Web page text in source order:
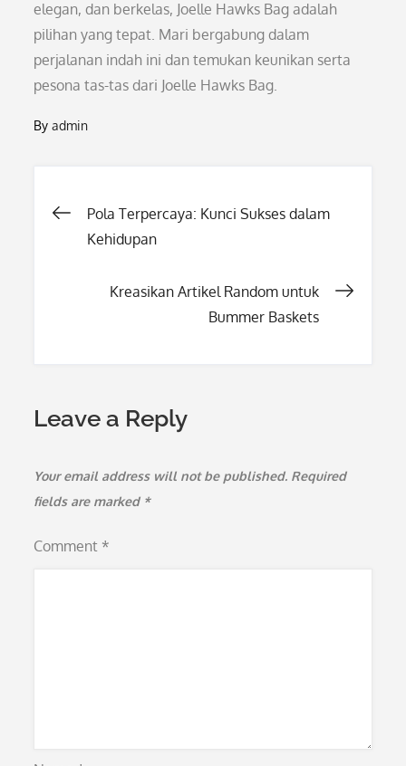
elegan, dan berkelas, Joelle Hawks Bag adalah
pilihan yang tepat. Mari bergabung dalam
perjalanan indah ini dan temukan keunikan serta
pesona tas-tas dari Joelle Hawks Bag.
Byadmin
Post
Pola Terpercaya: Kunci Sukses dalam
Kehidupan
Kreasikan Artikel Random untuk
Bummer Baskets
Leave a Reply
Your email address will not be published. Required
fields are marked *
Comment *